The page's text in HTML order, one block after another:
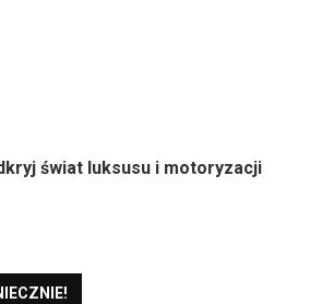
świat luksusu i motoryzacji